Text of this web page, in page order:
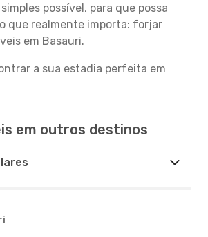
possível, para que possa
que realmente importa: forjar
em Basauri.
a sua estadia perfeita em
em outros destinos